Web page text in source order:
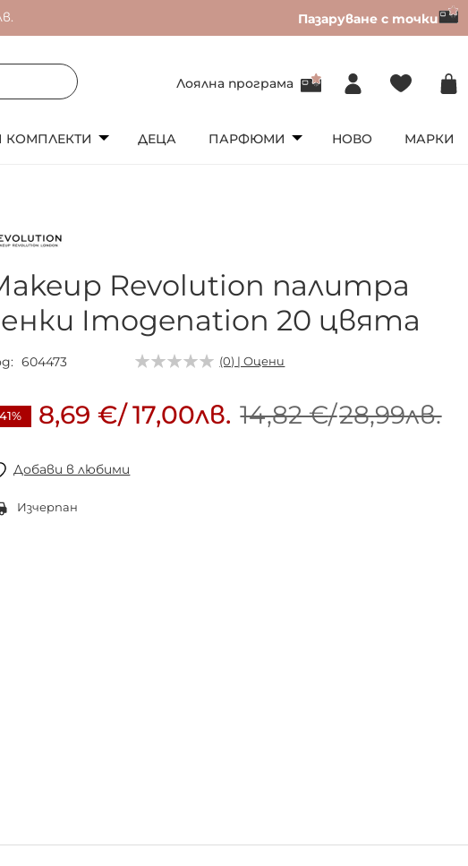
Пазаруване с точки
Лоялна програма
ДЕЦА ПАРФЮМИ НОВО МАРКИ
Revolution палитра
Imogenation 20 цвята
604473 (0) | Оцени
8,69 €/17,00лв. 14,82 €/28,99лв.
Добави в любими
Изчерпан